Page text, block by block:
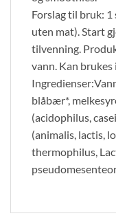
Forslag til bruk: 1
uten mat). Start
tilvenning.
vann. Kan
blåbær*,
(acidophilus,
(animalis, lactis,
thermophilus,